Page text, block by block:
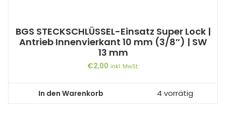
BGS STECKSCHLÜSSEL-Einsatz Super Lock |
Antrieb Innenvierkant 10 mm (3/8″) | SW
13 mm
€2,00 inkl. MwSt.
In den Warenkorb 4 vorrätig